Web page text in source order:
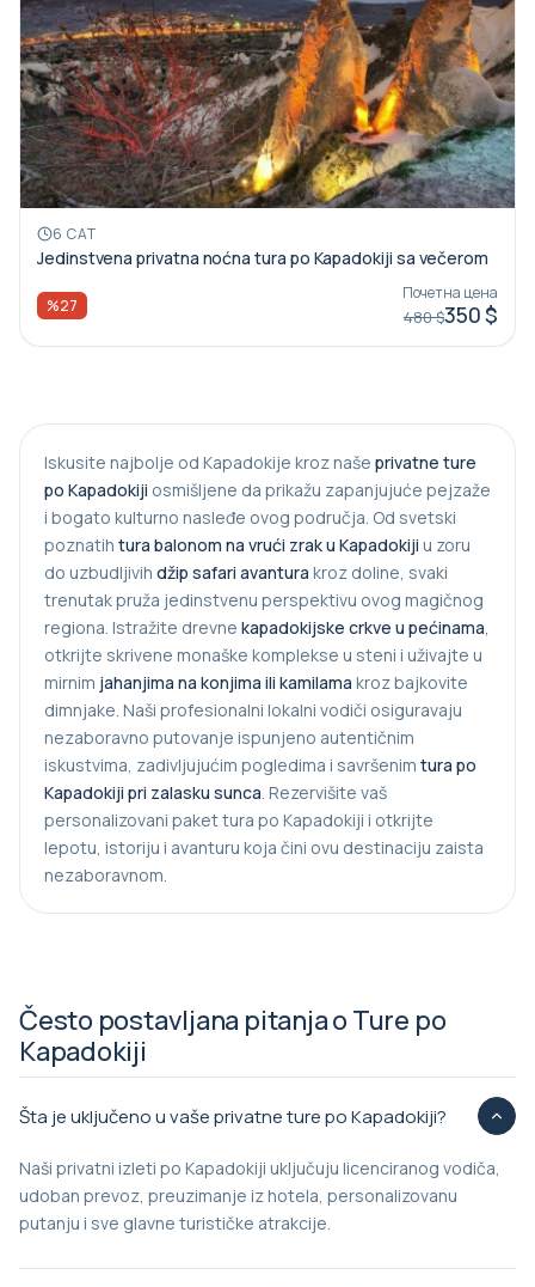
6 САТ
Jedinstvena privatna noćna tura po Kapadokiji sa večerom
%27
Почетна цена
480 $350 $
Iskusite najbolje od Kapadokije kroz naše privatne ture
po Kapadokiji osmišljene da prikažu zapanjujuće pejzaže
i bogato kulturno nasleđe ovog područja. Od svetski
poznatih tura balonom na vrući zrak u Kapadokiji u zoru
do uzbudljivih džip safari avantura kroz doline, svaki
trenutak pruža jedinstvenu perspektivu ovog magičnog
regiona. Istražite drevne kapadokiјske crkve u pećinama,
otkrijte skrivene monaške komplekse u steni i uživajte u
mirnim jahanjima na konjima ili kamilama kroz bajkovite
dimnjake. Naši profesionalni lokalni vodiči osiguravaju
nezaboravno putovanje ispunjeno autentičnim
iskustvima, zadivljujućim pogledima i savršenim tura po
Kapadokiji pri zalasku sunca. Rezervišite vaš
personalizovani paket tura po Kapadokiji i otkrijte
lepotu, istoriju i avanturu koja čini ovu destinaciju zaista
nezaboravnom.
Često postavljana pitanja o Ture po
Kapadokiji
Šta je uključeno u vaše privatne ture po Kapadokiji?
Naši privatni izleti po Kapadokiji uključuju licenciranog vodiča,
udoban prevoz, preuzimanje iz hotela, personalizovanu
putanju i sve glavne turističke atrakcije.